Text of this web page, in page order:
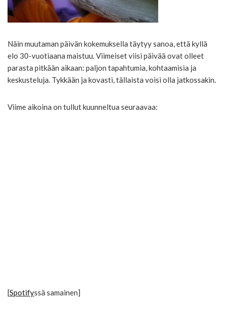
Näin muutaman päivän kokemuksella täytyy sanoa, että kyllä
elo 30-vuotiaana maistuu. Viimeiset viisi päivää ovat olleet
parasta pitkään aikaan: paljon tapahtumia, kohtaamisia ja
keskusteluja. Tykkään ja kovasti, tällaista voisi olla jatkossakin.
Viime aikoina on tullut kuunneltua seuraavaa:
[Spotifyssä samainen]